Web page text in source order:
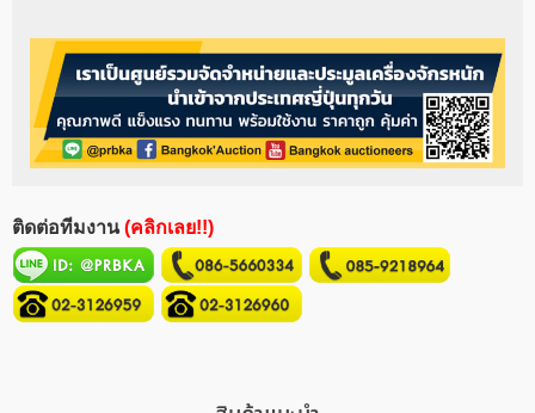
ติดต่อทีมงาน (คลิกเลย!!)